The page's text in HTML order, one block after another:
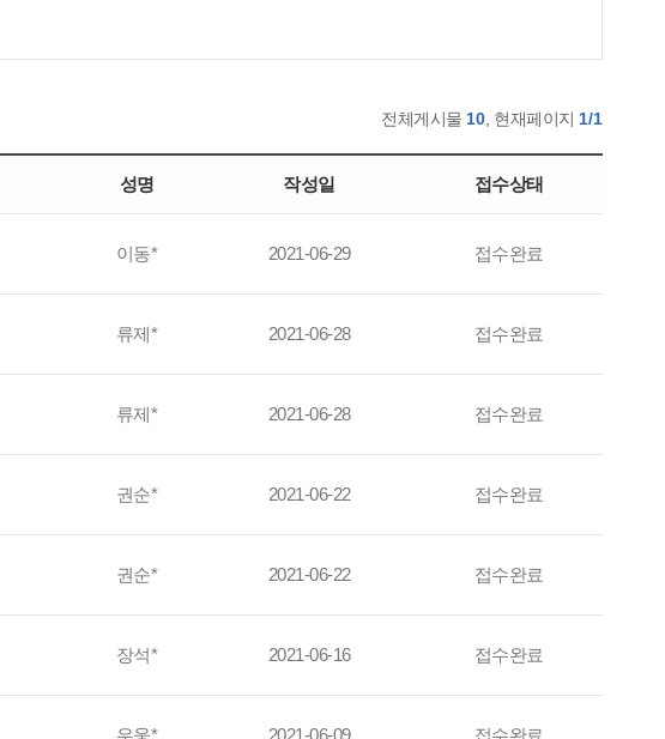
전체게시물 10 , 현재페이지 1/1
성명 작성일 접수상태
이동* 2021-06-29 접수완료
류제* 2021-06-28 접수완료
류제* 2021-06-28 접수완료
권순* 2021-06-22 접수완료
권순* 2021-06-22 접수완료
장석* 2021-06-16 접수완료
우웅* 2021-06-09 접수완료